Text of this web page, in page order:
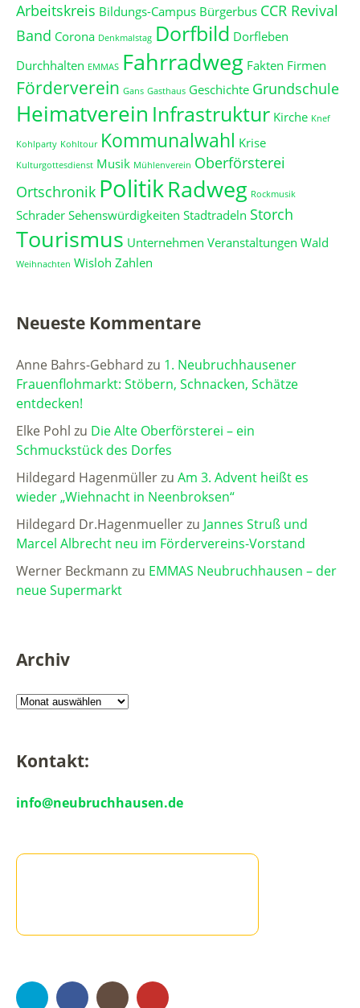
Arbeitskreis Bildungs-Campus Bürgerbus CCR Revival
Band Corona Denkmalstag Dorfbild Dorfleben
Durchhalten EMMAS Fahrradweg Fakten Firmen
Förderverein Gans Gasthaus Geschichte Grundschule
Heimatverein Infrastruktur Kirche Knef
Kohlparty Kohltour Kommunalwahl Krise
Kulturgottesdienst Musik Mühlenverein Oberförsterei
Ortschronik PolitikRadweg Rockmusik
Schrader Sehenswürdigkeiten Stadtradeln Storch
Tourismus Unternehmen Veranstaltungen Wald
Weihnachten Wisloh Zahlen
Neueste Kommentare
Anne Bahrs-Gebhard zu 1. Neubruchhausener
Frauenflohmarkt: Stöbern, Schnacken, Schätze
entdecken!
Elke Pohl zu Die Alte Oberförsterei – ein
Schmuckstück des Dorfes
Hildegard Hagenmüllerzu Am 3. Advent heißt es
wieder „Wiehnacht in Neenbroksen“
Hildegard Dr.Hagenmuellerzu Jannes Struß und
Marcel Albrecht neu im Fördervereins-Vorstand
Werner Beckmann zu EMMAS Neubruchhausen – der
neue Supermarkt
Archiv
Kontakt:
info@neubruchhausen.de
Twitter FacebookInstagram